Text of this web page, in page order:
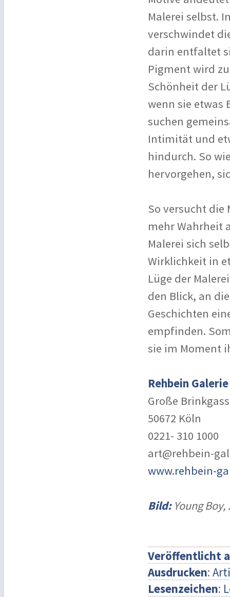
Malerei selbst.
verschwindet
darin entfaltet
Pigment wird
Schönheit der
wenn sie etwas
suchen
Intimität und
hindurch. So
hervorgehen,
So versucht die
mehr Wahrheit
Malerei sich
Wirklichkeit in
Lüge der
den Blick, an
Geschichten
empfinden.
sie im Moment
Rehbein Galerie
Große
50672 Köln
0221- 310 1000
art@rehbein-
www.rehbein-
Bild:Young Boy,
Veröffentlicht
Ausdrucken:
Lesenzeichen: